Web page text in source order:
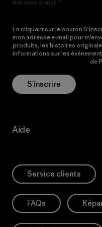
Adresse e-mail
En cliquant sur le bouton
mon adresse e-mail pour
produits, les histoires
informations sur les
de
S’inscrire
Aide
Service clients
FAQs